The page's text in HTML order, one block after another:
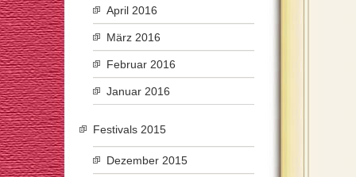
April 2016
März 2016
Februar 2016
Januar 2016
Festivals 2015
Dezember 2015